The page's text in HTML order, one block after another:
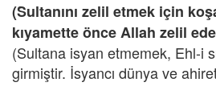
(Sultanını zelil etmek için
kıyamette önce Allah zelil
(Sultana isyan etmemek, Ehl-i
girmiştir. İsyancı dünya ve